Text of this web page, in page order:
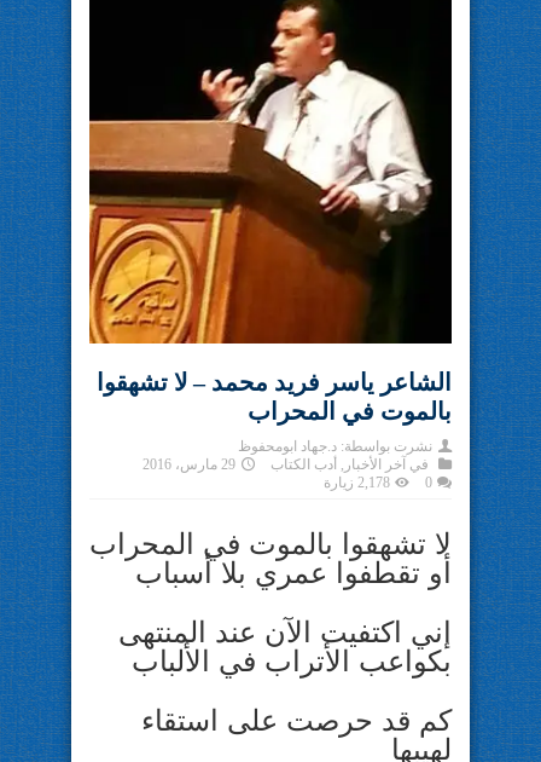
الشاعر ياسر فريد محمد – لا تشهقوا
بالموت في المحراب
نشرت بواسطة: د.جهاد ابومحفوظ
في آخر الأخبار أدب الكتاب
29 مارس، 2016
0
2,178 زيارة
لا تشهقوا بالموت في المحراب
أو تقطفوا عمري بلا أسباب
إني اكتفيت الآن عند المنتهى
بكواعب الأتراب في الألباب
كم قد حرصت على استقاء
لهيبها